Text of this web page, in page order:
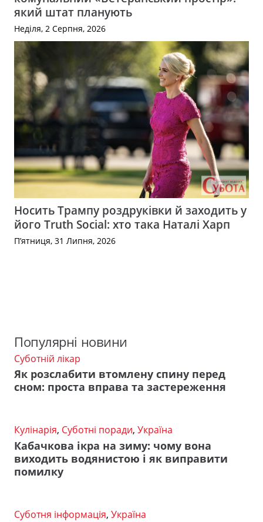
який штат планують
Неділя, 2 Серпня, 2026
Носить Трампу роздруківки й заходить у
його Truth Social: хто така Наталі Харп
П’ятниця, 31 Липня, 2026
Популярні новини
Суботній лікар
Як розслабити втомлену спину перед
сном: проста вправа та застереження
Кулінарія, Суботні поради, Україна
Кабачкова ікра на зиму: чому вона
виходить водянистою і як виправити
помилку
Суботня інформація, Україна